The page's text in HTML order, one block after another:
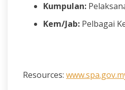
Kumpulan:
Kem/Jab: Pelbagai
Resources: